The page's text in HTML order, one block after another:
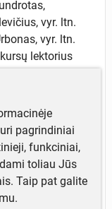
vyr. ltn.
vyr. ltn.
lektorius
kursų
Jų metu
atskiri
plk. ltn.
pagrindiniai
funkciniai,
toliau Jūs
Taip pat galite